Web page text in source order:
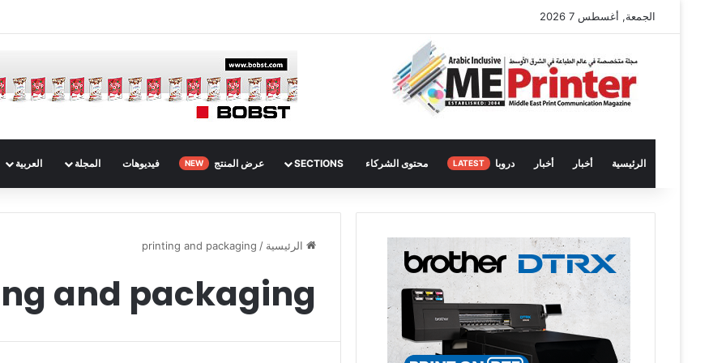
الجمعة, أغسطس 7 2026
الرئيسية أخبار أخبار دروبا LATEST محتوى الشركاء SECTIONS عرض المنتج NEW فيديوهات المجلة العربية
الرئيسية /
printing and packaging
and packaging